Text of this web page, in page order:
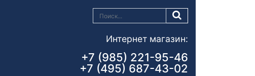
Интернет магазин:
+7 (985) 221-95-46
+7 (495) 687-43-02